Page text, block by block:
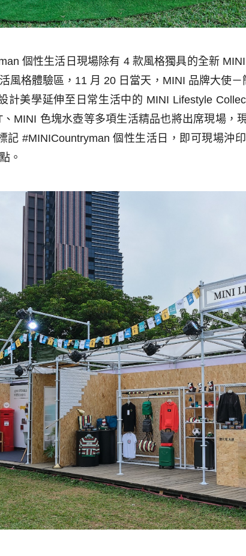
個性生活日現場除有 4 款風格獨具的全新
風格體驗區， 11 月 20 日當天， MINI 品牌大使－
計美學延伸至日常生活中的 MINI Lifestyle
、 MINI 色塊水壺等多項生活精品也將出席現場，
記 #MINICountryman個性生活日，即可現場沖
。